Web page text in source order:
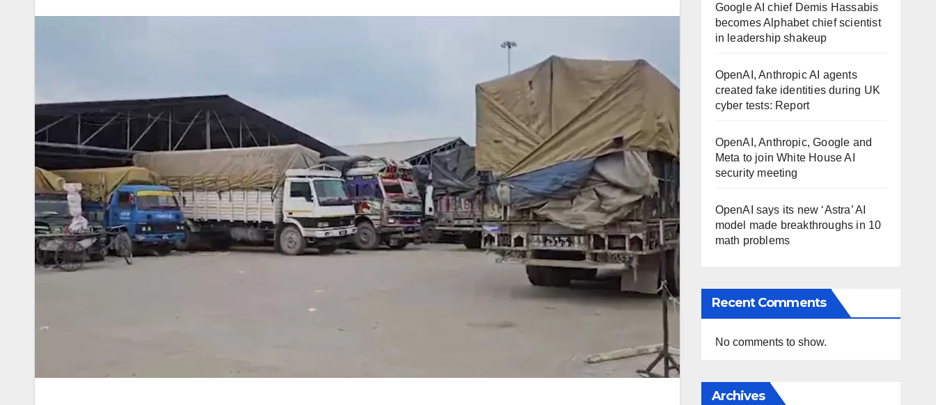
Google AI chief Demis Hassabis
becomes Alphabet chief scientist
in leadership shakeup
OpenAI, Anthropic AI agents
created fake identities during UK
cyber tests: Report
OpenAI, Anthropic, Google and
Meta to join White House AI
security meeting
OpenAI says its new ‘Astra’ AI
model made breakthroughs in 10
math problems
Recent Comments
No comments to show.
Archives